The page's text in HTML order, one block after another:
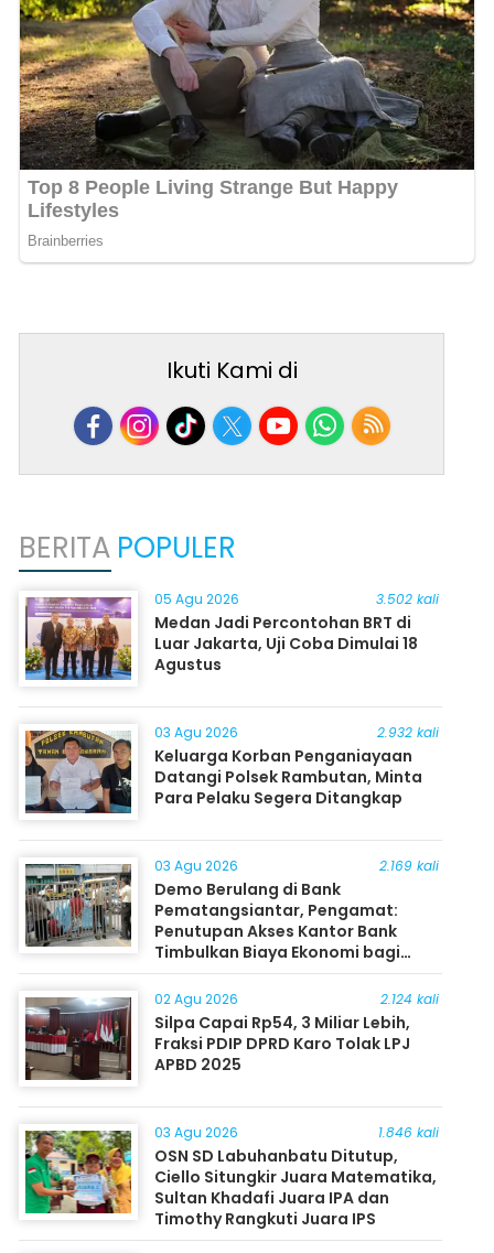
Ikuti Kami di
BERITA POPULER
05 Agu 2026 3.502 kali
Medan Jadi Percontohan BRT di
Luar Jakarta, Uji Coba Dimulai 18
Agustus
03 Agu 2026 2.932 kali
Keluarga Korban Penganiayaan
Datangi Polsek Rambutan, Minta
Para Pelaku Segera Ditangkap
03 Agu 2026 2.169 kali
Demo Berulang di Bank
Pematangsiantar, Pengamat:
Penutupan Akses Kantor Bank
Timbulkan Biaya Ekonomi bagi
Masyarakat
02 Agu 2026 2.124 kali
Silpa Capai Rp54, 3 Miliar Lebih,
Fraksi PDIP DPRD Karo Tolak LPJ
APBD 2025
03 Agu 2026 1.846 kali
OSN SD Labuhanbatu Ditutup,
Ciello Situngkir Juara Matematika,
Sultan Khadafi Juara IPA dan
Timothy Rangkuti Juara IPS